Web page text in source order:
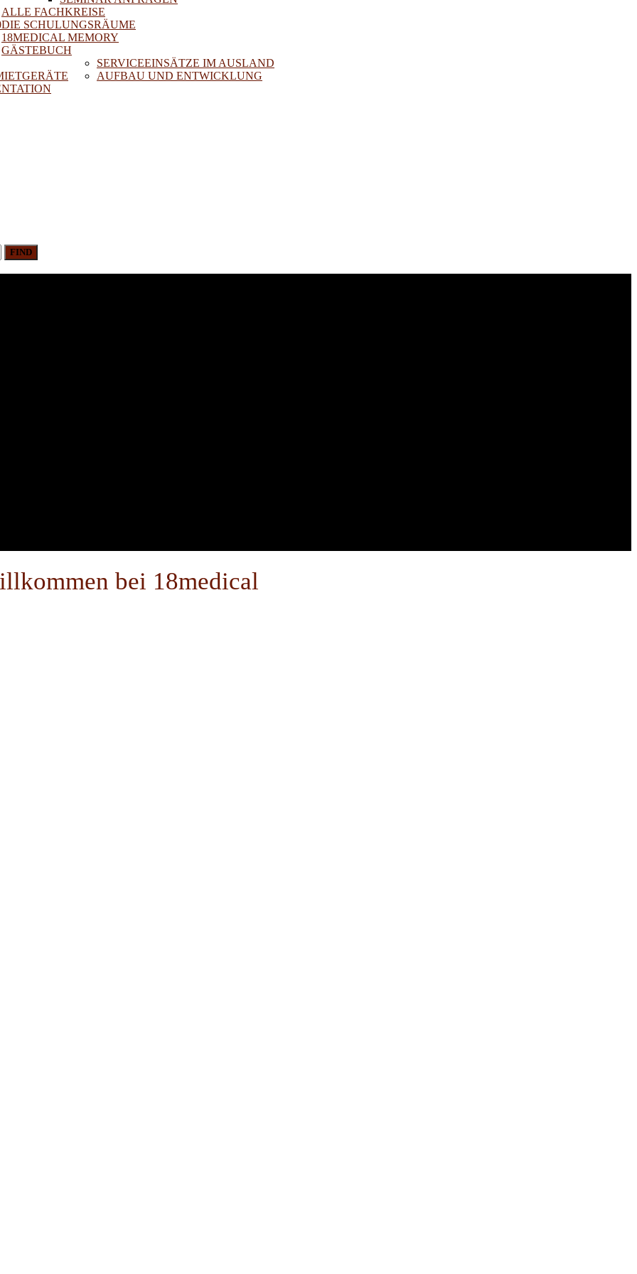
ALLE FACHKREISE
DIE SCHULUNGSRÄUME
18MEDICAL MEMORY
GÄSTEBUCH
SERVICEEINSÄTZE IM AUSLAND
AUFBAU UND ENTWICKLUNG
FIND
bei 18medical